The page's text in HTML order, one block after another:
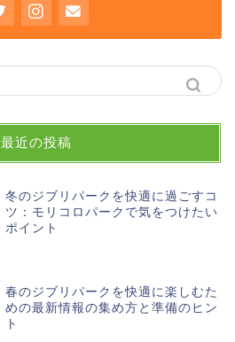
最近の投稿
冬のジブリパークを快適に過ごすコ
ツ：モリコロパークで気をつけたい
ポイント
春のジブリパークを快適に楽しむた
めの最新情報の集め方と準備のヒン
ト